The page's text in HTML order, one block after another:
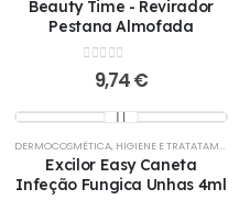
Beauty Time - Revirador
Pestana Almofada
out of 5
9,74€
PÉS
DERMOCOSMÉTICA, HIGIENE E TRATATAMENTO
Excilor Easy Caneta
Infeção Fungica Unhas 4ml